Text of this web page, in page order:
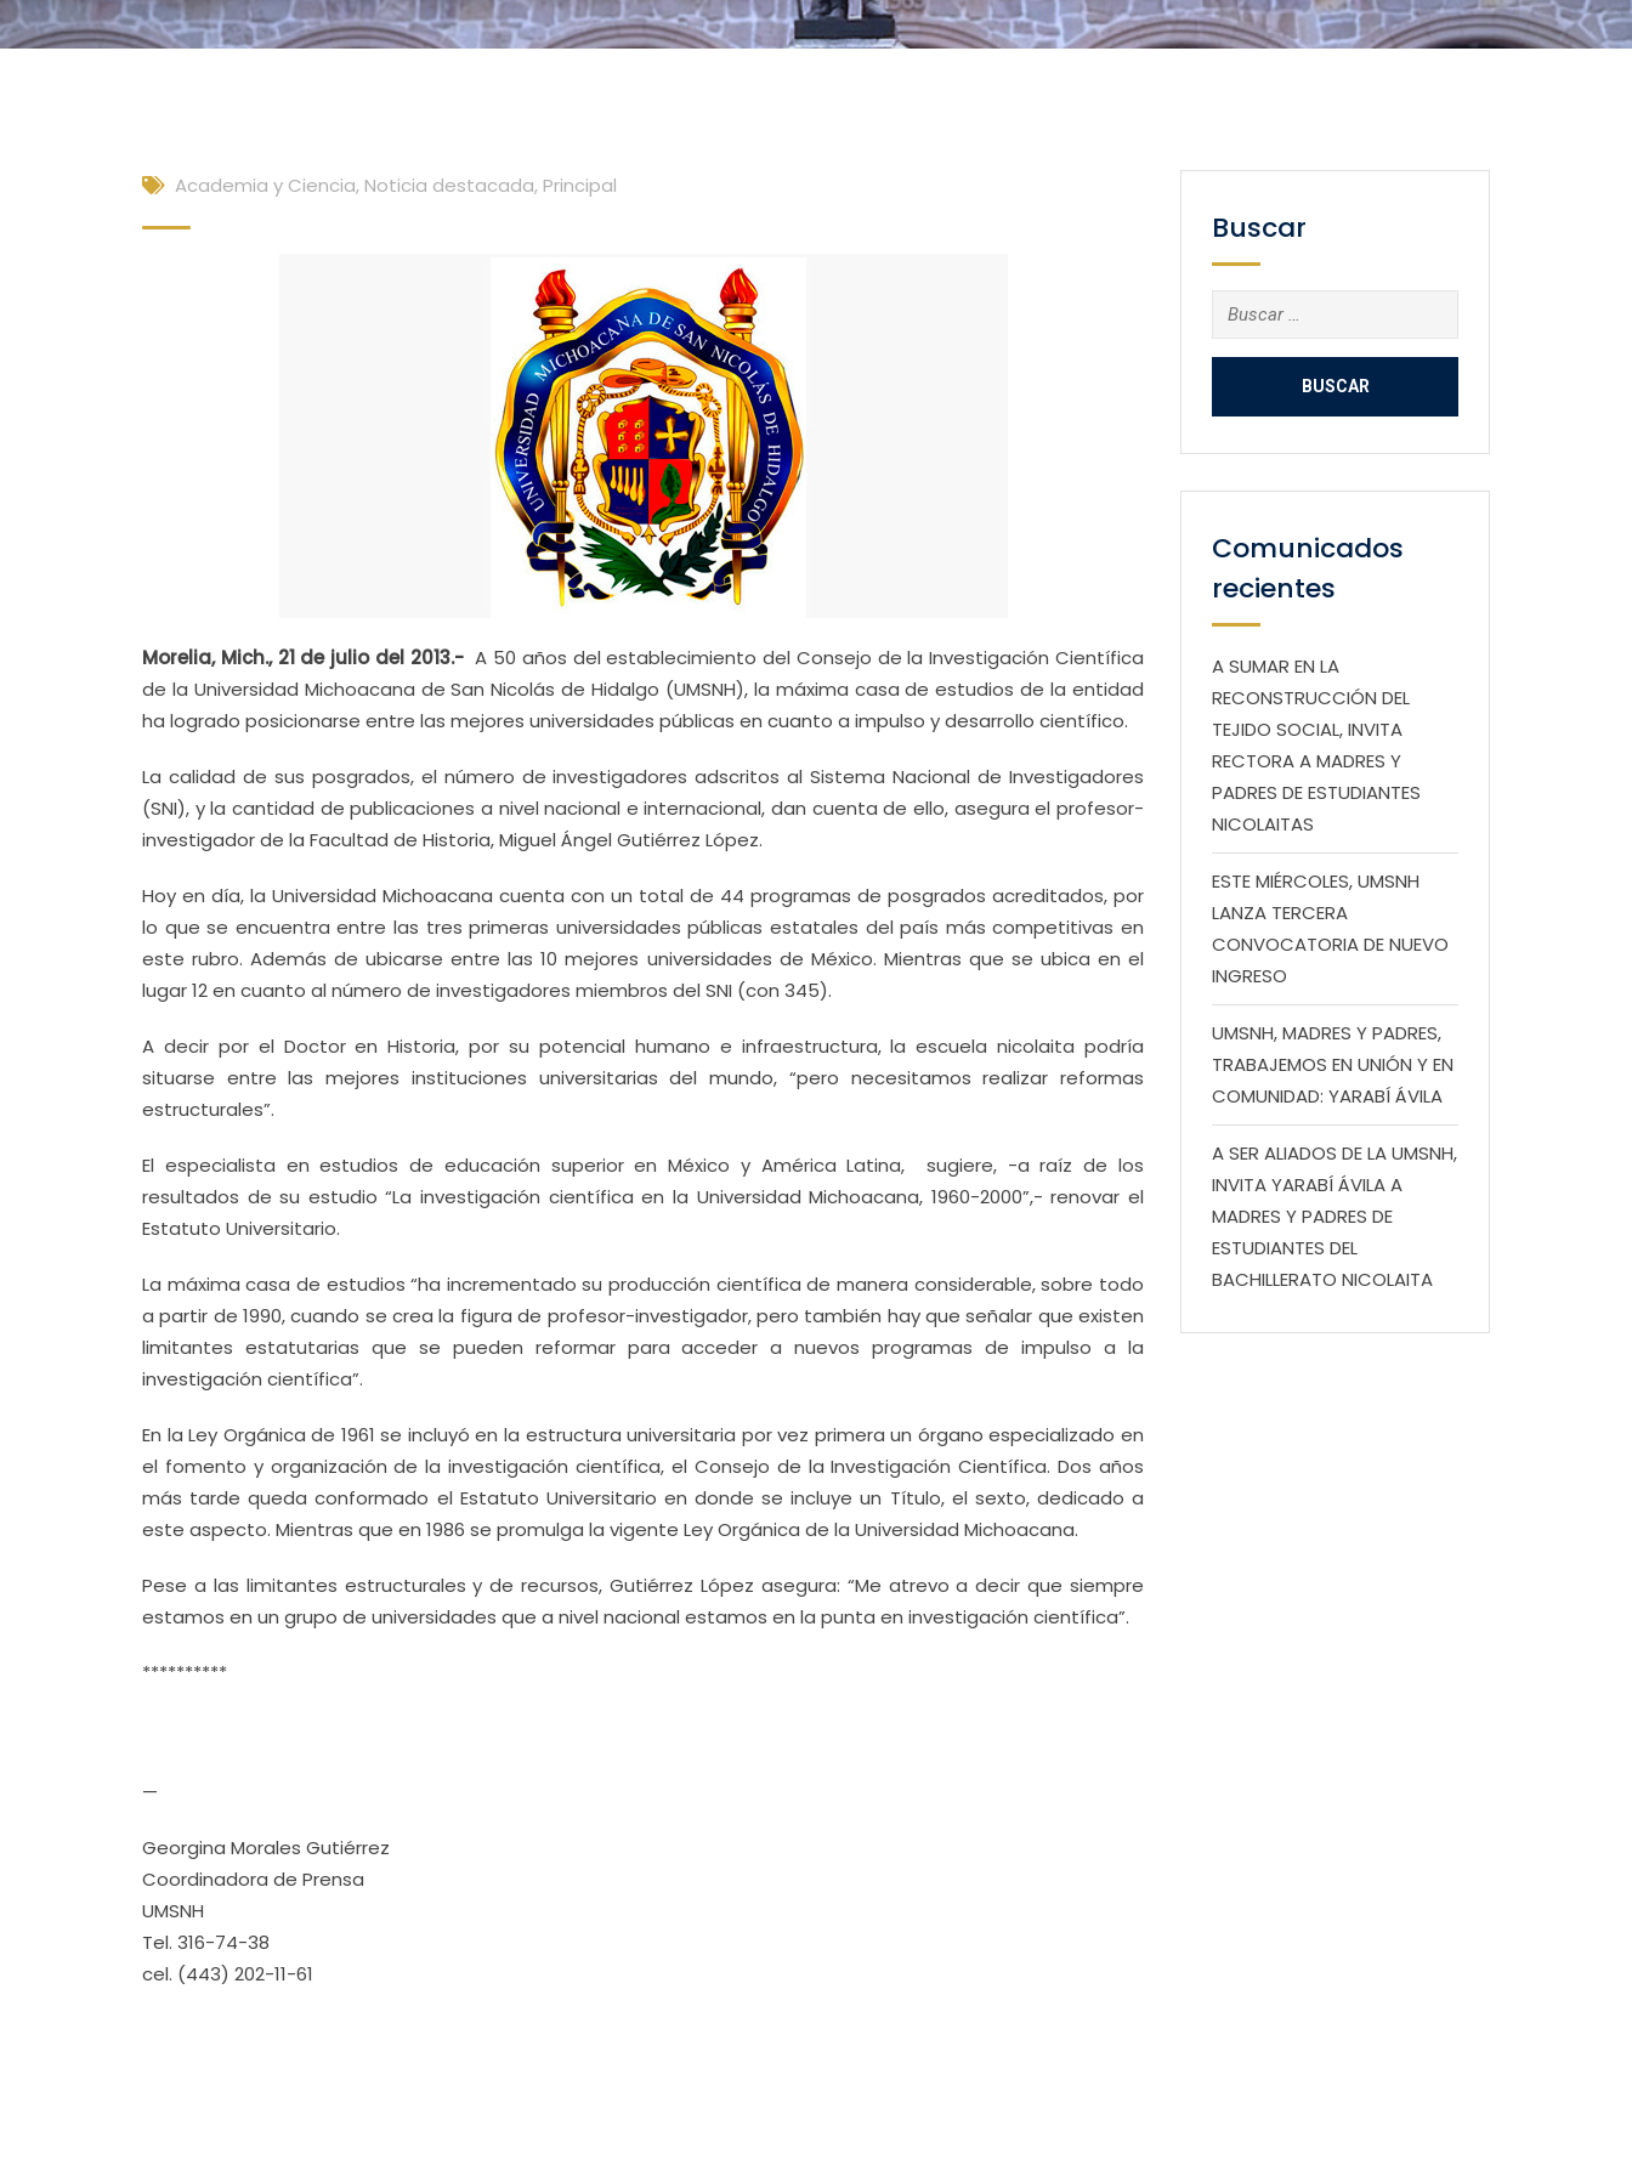
Academia y Ciencia, Noticia destacada, Principal
Morelia, Mich., 21 de julio del 2013.-A 50 años del establecimiento del Consejo de la Investigación Científica
de la Universidad Michoacana de San Nicolás de Hidalgo (UMSNH), la máxima casa de estudios de la entidad
ha logrado posicionarse entre las mejores universidades públicas en cuanto a impulso y desarrollo científico.
La calidad de sus posgrados, el número de investigadores adscritos al Sistema Nacional de Investigadores
(SNI), y la cantidad de publicaciones a nivel nacional e internacional, dan cuenta de ello, asegura el profesor-
investigador de la Facultad de Historia, Miguel Ángel Gutiérrez López.
Hoy en día, la Universidad Michoacana cuenta con un total de 44 programas de posgrados acreditados, por
lo que se encuentra entre las tres primeras universidades públicas estatales del país más competitivas en
este rubro. Además de ubicarse entre las 10 mejores universidades de México. Mientras que se ubica en el
lugar 12 en cuanto al número de investigadores miembros del SNI (con 345).
A decir por el Doctor en Historia, por su potencial humano e infraestructura, la escuela nicolaita podría
situarse entre las mejores instituciones universitarias del mundo, “pero necesitamos realizar reformas
estructurales”.
El especialista en estudios de educación superior en México y América Latina, sugiere, -a raíz de los
resultados de su estudio “La investigación científica en la Universidad Michoacana, 1960-2000”,- renovar el
Estatuto Universitario.
La máxima casa de estudios “ha incrementado su producción científica de manera considerable, sobre todo
a partir de 1990, cuando se crea la figura de profesor-investigador, pero también hay que señalar que existen
limitantes estatutarias que se pueden reformar para acceder a nuevos programas de impulso a la
investigación científica”.
En la Ley Orgánica de 1961 se incluyó en la estructura universitaria por vez primera un órgano especializado en
el fomento y organización de la investigación científica, el Consejo de la Investigación Científica. Dos años
más tarde queda conformado el Estatuto Universitario en donde se incluye un Título, el sexto, dedicado a
este aspecto. Mientras que en 1986 se promulga la vigente Ley Orgánica de la Universidad Michoacana.
Pese a las limitantes estructurales y de recursos, Gutiérrez López asegura: “Me atrevo a decir que siempre
estamos en un grupo de universidades que a nivel nacional estamos en la punta en investigación científica”.
**********
—
Georgina Morales Gutiérrez
Coordinadora de Prensa
UMSNH
Tel. 316-74-38
cel. (443) 202-11-61
Buscar
Buscar:
Comunicados
recientes
A SUMAR EN LA
RECONSTRUCCIÓN DEL
TEJIDO SOCIAL, INVITA
RECTORA A MADRES Y
PADRES DE ESTUDIANTES
NICOLAITAS
ESTE MIÉRCOLES, UMSNH
LANZA TERCERA
CONVOCATORIA DE NUEVO
INGRESO
UMSNH, MADRES Y PADRES,
TRABAJEMOS EN UNIÓN Y EN
COMUNIDAD: YARABÍ ÁVILA
A SER ALIADOS DE LA UMSNH,
INVITA YARABÍ ÁVILA A
MADRES Y PADRES DE
ESTUDIANTES DEL
BACHILLERATO NICOLAITA